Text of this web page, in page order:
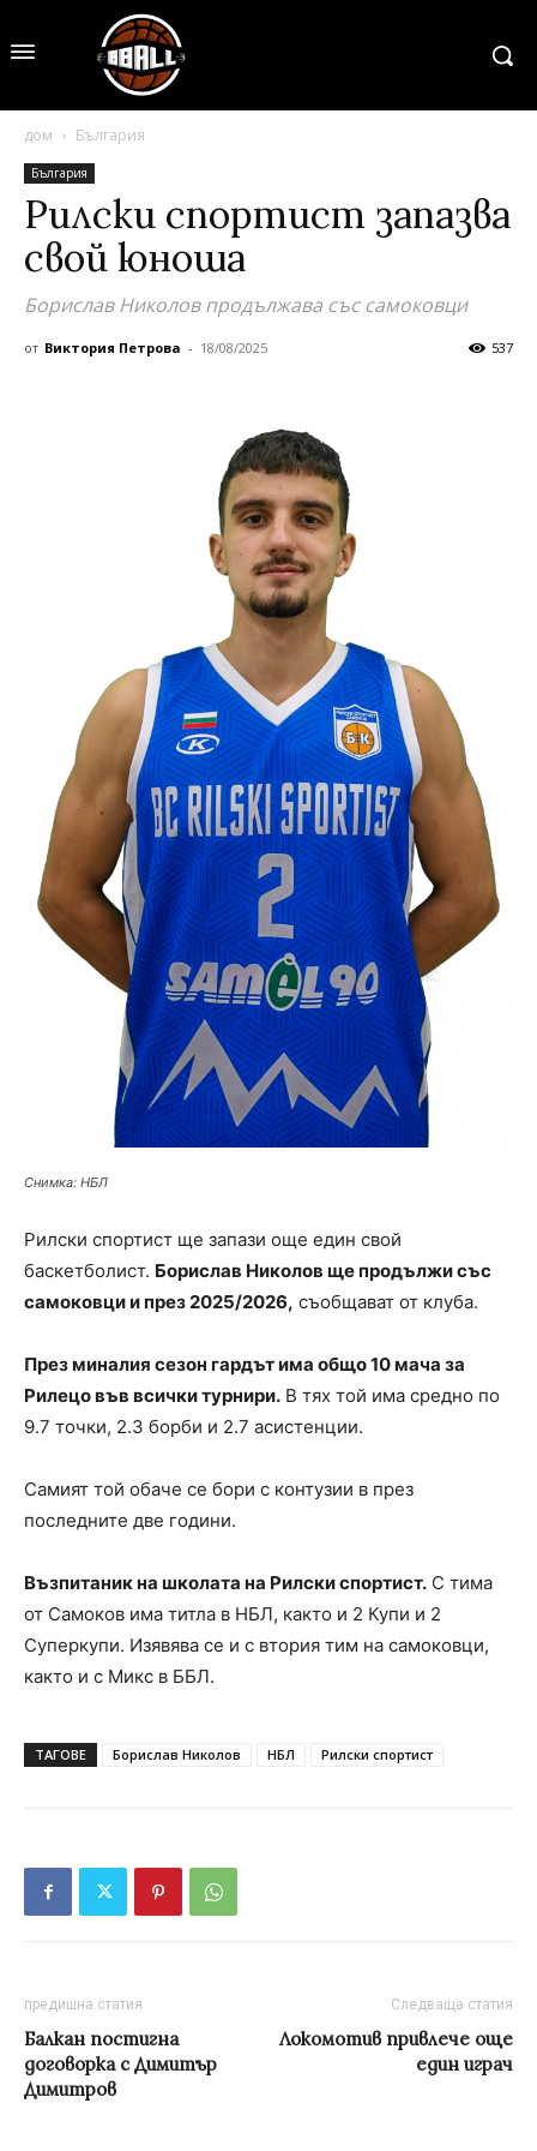
дом България
България
Рилски спортист запазва
свой юноша
Борислав Николов продължава със самоковци
от Виктория Петрова - 18/08/2025 537
Снимка: НБЛ
Рилски спортист ще запази още един свой
баскетболист. Борислав Николов ще продължи със
самоковци и през 2025/2026, съобщават от клуба.
През миналия сезон гардът има общо 10 мача за
Рилецо във всички турнири. В тях той има средно по
9.7 точки, 2.3 борби и 2.7 асистенции.
Самият той обаче се бори с контузии в през
последните две години.
Възпитаник на школата на Рилски спортист. С тима
от Самоков има титла в НБЛ, както и 2 Купи и 2
Суперкупи. Изявява се и с втория тим на самоковци,
както и с Микс в ББЛ.
ТАГОВЕ Борислав Николов НБЛ Рилски спортист
предишна статия
Балкан постигна
договорка с Димитър
Димитров
Следваща статия
Локомотив привлече още
един играч